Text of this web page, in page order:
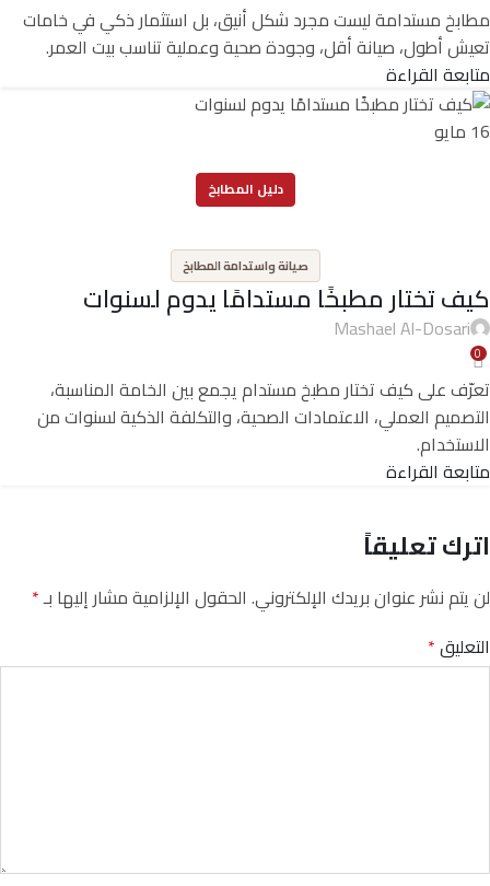
مطابخ مستدامة ليست مجرد شكل أنيق، بل استثمار ذكي في خامات
تعيش أطول، صيانة أقل، وجودة صحية وعملية تناسب بيت العمر.
متابعة القراءة
16 مايو
دليل المطابخ
صيانة واستدامة المطابخ
كيف تختار مطبخًا مستدامًا يدوم لسنوات
Mashael Al-Dosari
0
تعرّف على كيف تختار مطبخ مستدام يجمع بين الخامة المناسبة،
التصميم العملي، الاعتمادات الصحية، والتكلفة الذكية لسنوات من
الاستخدام.
متابعة القراءة
اترك تعليقاً
لن يتم نشر عنوان بريدك الإلكتروني. الحقول الإلزامية مشار إليها بـ*
التعليق*